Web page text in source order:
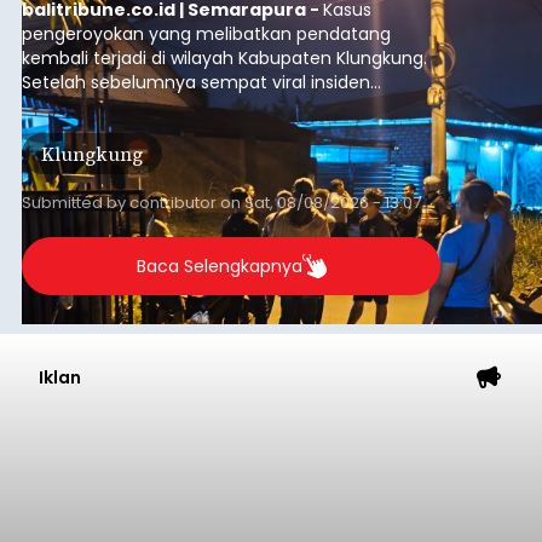
balitribune.co.id | Semarapura -Kasus
pengeroyokan yang melibatkan pendatang
kembali terjadi di wilayah Kabupaten Klungkung.
Setelah sebelumnya sempat viral insiden
keributan di barat Pasar Galiran, peristiwa serupa
kini menimpa seorang pemuda asal Kabupaten
Sumba Barat Daya (SBD), Nusa Tenggara Timur
(NTT).
Klungkung
Submitted bycontributoronSat, 08/08/2026 - 13:07
Baca Selengkapnya
Iklan